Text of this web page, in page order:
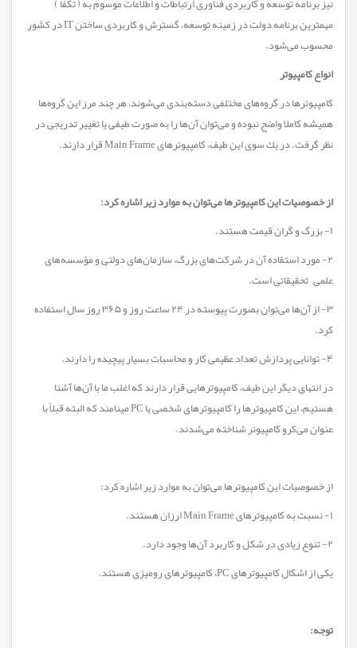
نیز برنامه توسعه و کاربردی فناوری ارتباطات و اطلاعات موسوم به ( تکفا )
مهمترین برنامه دولت در زمینه توسعه، گسترش و کاربردی ساختن IT در کشور
محسوب می‌شود.
انواع کامپیوتر
كامپیوتر‌ها در گروه‌های مختلفی دسته‌بندی می‌شوند، هر چند مرز این گروه‌ها
همیشه كاملا واضح نبوده و می‌توان آن‌ها را به صورت طیفی یا تغییر تدریجی در
نظر گرفت. در یك سوی این طیف، كامپیوتر‌های Main Frame قرار دارند.
از خصوصیات این كامپیوتر‌ها می‌توان به موارد زیر اشاره كرد:
۱- بزرگ و گران قیمت هستند.
۲- مورد استفاده آن در شركت‌های بزرگ، سازمان‌های دولتی و مؤسسه‌های
علمی – تحقیقاتی است.
۳- از آن‌ها می‌توان بصورت پیوسته در ۲۴ ساعت روز و ۳۶۵ روز سال استفاده
كرد.
۴- توانایی پردازش تعداد عظیمی كار و محاسبات بسیار پیچیده را دارند.
در انتهای دیگر این طیف، كامپیوتر‌هایی قرار دارند كه اغلب ما با آن‌ها آشنا
هستیم، این كامپیوتر‌ها را كامپیوتر‌های شخصی یا PC مینامند كه البته قبلاً با
عنوان می‌كرو كامپیوتر شناخته می‌شدند.
از خصوصیات این كامپیوتر‌ها می‌توان به موارد زیر اشاره كرد:
۱- نسبت به كامپیوتر‌های Main Frame ارزان هستند.
۲- تنوع زیادی در شكل و كاربرد آن‌ها وجود دارد.
یكی از اشكال كامپیوتر‌های PC، كامپیوتر‌های رومیزی هستند.
توجه: